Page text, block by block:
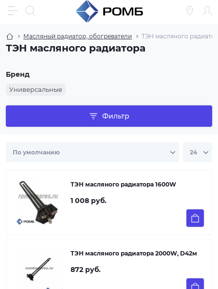
Масляный радиатор, обогреватели ТЭН масляного
ТЭН масляного радиатора
Бренд
Универсальные
Фильтр
ТЭН масляного радиатора 1600W
1 008 руб.
ТЭН масляного радиатора 2000W, D42м
872 руб.